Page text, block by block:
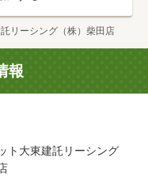
リーシング（株）柴田店
報
ト大東建託リーシング